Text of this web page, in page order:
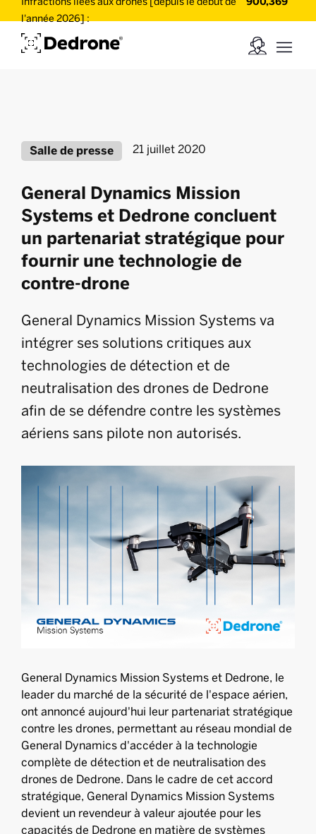
l'année 2026] :
Salle de presse 21 juillet 2020
General Dynamics Mission
Systems et Dedrone concluent
un partenariat stratégique pour
fournir une technologie de
contre-drone
General Dynamics Mission Systems va
intégrer ses solutions critiques aux
technologies de détection et de
neutralisation des drones de Dedrone
afin de se défendre contre les systèmes
aériens sans pilote non autorisés.
General Dynamics Mission Systems et Dedrone, le
leader du marché de la sécurité de l'espace aérien,
ont annoncé aujourd'hui leur partenariat stratégique
contre les drones, permettant au réseau mondial de
General Dynamics d'accéder à la technologie
complète de détection et de neutralisation des
drones de Dedrone. Dans le cadre de cet accord
stratégique, General Dynamics Mission Systems
devient un revendeur à valeur ajoutée pour les
capacités de Dedrone en matière de systèmes